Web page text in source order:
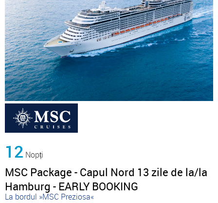
12 Nopți
MSC Package - Capul Nord 13 zile de la/la
Hamburg - EARLY BOOKING
La bordul »MSC Preziosa«